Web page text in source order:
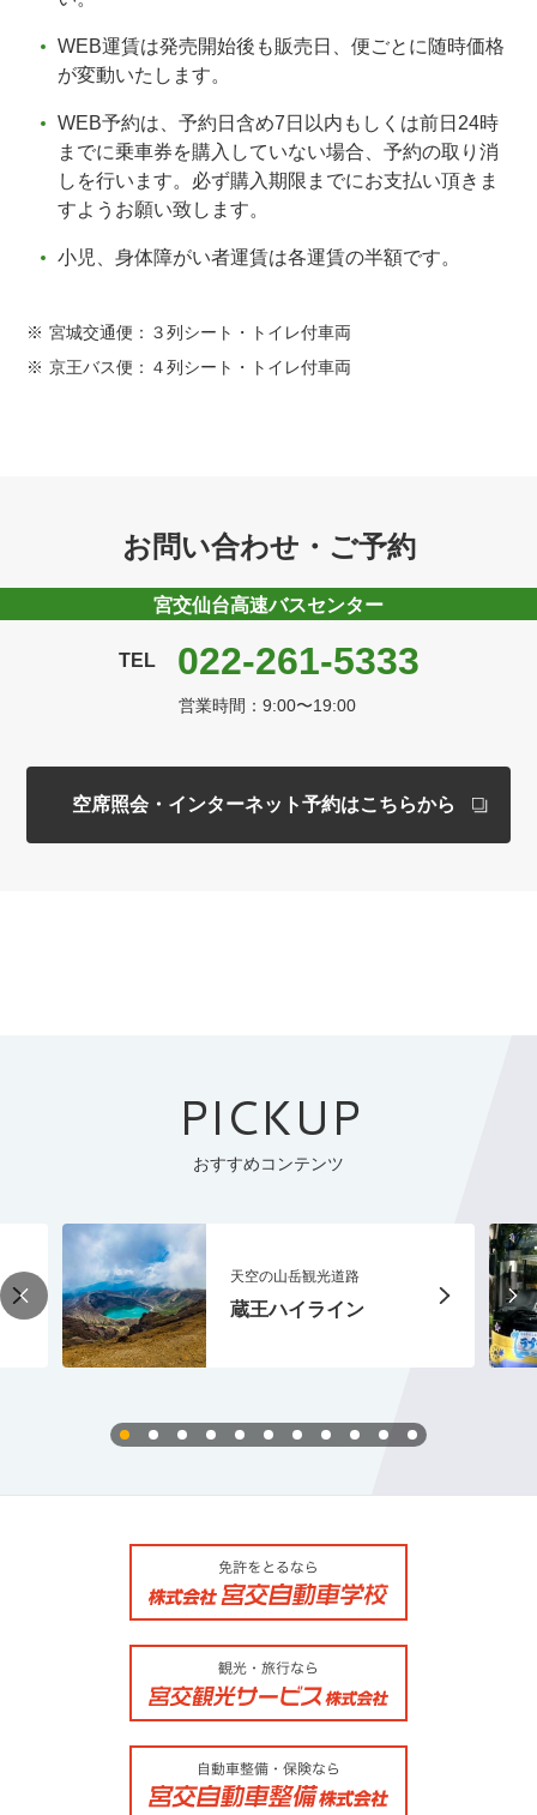
WEB運賃は発売開始後も販売日、便ごとに随時価格
が変動いたします。
WEB予約は、予約日含め7日以内もしくは前日24時
までに乗車券を購入していない場合、予約の取り消
しを行います。必ず購入期限までにお支払い頂きま
すようお願い致します。
小児、身体障がい者運賃は各運賃の半額です。
宮城交通便：３列シート・トイレ付車両
京王バス便：４列シート・トイレ付車両
お問い合わせ・ご予約
宮交仙台高速バスセンター
TEL 022-261-5333
営業時間：9:00〜19:00
空席照会・インターネット予約はこちらから
PICKUP
おすすめコンテンツ
天空の山岳観光道路
蔵王ハイライン